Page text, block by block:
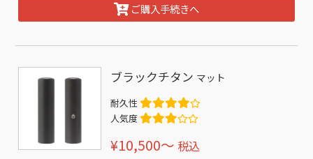
ご購入手続きへ
ブラックチタン マット
耐久性
人気度
¥10,500〜 税込